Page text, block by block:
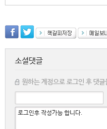
소셜댓글
원하는 계정으로 로그인 후 댓